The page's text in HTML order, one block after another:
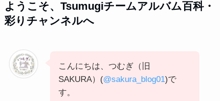
ようこそ、Tsumugiチームアルバム百科・
彩りチャンネルへ
こんにちは、つむぎ（旧
SAKURA）(@sakura_blog01)で
す。